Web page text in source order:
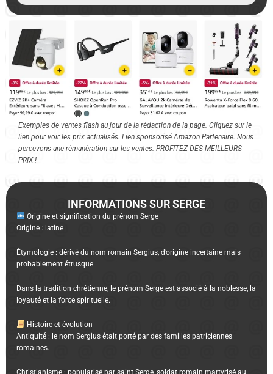
Exemples de ventes flash au jour de la rédaction de la page. Cliquez sur le
lien pour voir les prix actualisés. Lien sponsorisé Amazon Partenaire. Nous
percevons une rémunération sur les ventes. PROFITEZ DES MEILLEURS
PRIX !
INFORMATIONS SUR SERGE
Origine et signification du prénom Serge
Origine : latine
Étymologie : dérivé du nom romain Sergius, d’origine incertaine mais
probablement étrusque.
Dans la tradition chrétienne, le prénom Serge est associé à la noblesse, la
loyauté et la force spirituelle.
Histoire et évolution
Antiquité : le nom Sergius était porté par des familles patriciennes
romaines.
Christianisme : popularisé par saint Serge, soldat romain martyrisé au